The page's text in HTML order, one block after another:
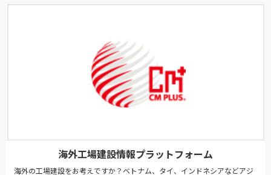
海外工場建設情報プラットフォーム
海外の工場建設をお考えですか？ベトナム、タイ、インドネシアなどアジ